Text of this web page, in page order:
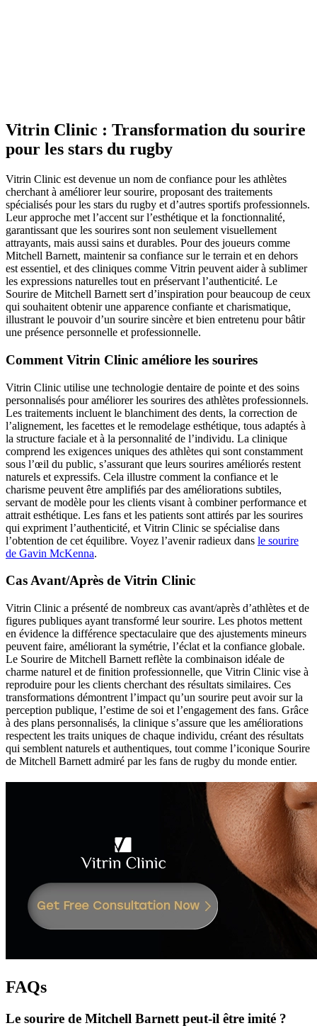
Vitrin Clinic : Transformation du sourire
pour les stars du rugby
Vitrin Clinic est devenue un nom de confiance pour les athlètes
cherchant à améliorer leur sourire, proposant des traitements
spécialisés pour les stars du rugby et d’autres sportifs professionnels.
Leur approche met l’accent sur l’esthétique et la fonctionnalité,
garantissant que les sourires sont non seulement visuellement
attrayants, mais aussi sains et durables. Pour des joueurs comme
Mitchell Barnett, maintenir sa confiance sur le terrain et en dehors
est essentiel, et des cliniques comme Vitrin peuvent aider à sublimer
les expressions naturelles tout en préservant l’authenticité. Le
Sourire de Mitchell Barnett sert d’inspiration pour beaucoup de ceux
qui souhaitent obtenir une apparence confiante et charismatique,
illustrant le pouvoir d’un sourire sincère et bien entretenu pour bâtir
une présence personnelle et professionnelle.
Comment Vitrin Clinic améliore les sourires
Vitrin Clinic utilise une technologie dentaire de pointe et des soins
personnalisés pour améliorer les sourires des athlètes professionnels.
Les traitements incluent le blanchiment des dents, la correction de
l’alignement, les facettes et le remodelage esthétique, tous adaptés à
la structure faciale et à la personnalité de l’individu. La clinique
comprend les exigences uniques des athlètes qui sont constamment
sous l’œil du public, s’assurant que leurs sourires améliorés restent
naturels et expressifs. Cela illustre comment la confiance et le
charisme peuvent être amplifiés par des améliorations subtiles,
servant de modèle pour les clients visant à combiner performance et
attrait esthétique. Les fans et les patients sont attirés par les sourires
qui expriment l’authenticité, et Vitrin Clinic se spécialise dans
l’obtention de cet équilibre. Voyez l’avenir radieux dans le sourire
de Gavin McKenna.
Cas Avant/Après de Vitrin Clinic
Vitrin Clinic a présenté de nombreux cas avant/après d’athlètes et de
figures publiques ayant transformé leur sourire. Les photos mettent
en évidence la différence spectaculaire que des ajustements mineurs
peuvent faire, améliorant la symétrie, l’éclat et la confiance globale.
Le Sourire de Mitchell Barnett reflète la combinaison idéale de
charme naturel et de finition professionnelle, que Vitrin Clinic vise à
reproduire pour les clients cherchant des résultats similaires. Ces
transformations démontrent l’impact qu’un sourire peut avoir sur la
perception publique, l’estime de soi et l’engagement des fans. Grâce
à des plans personnalisés, la clinique s’assure que les améliorations
respectent les traits uniques de chaque individu, créant des résultats
qui semblent naturels et authentiques, tout comme l’iconique Sourire
de Mitchell Barnett admiré par les fans de rugby du monde entier.
FAQs
Le sourire de Mitchell Barnett peut-il être imité ?